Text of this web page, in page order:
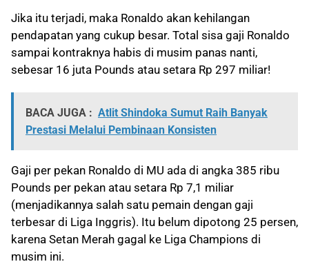
Jika itu terjadi, maka Ronaldo akan kehilangan
pendapatan yang cukup besar. Total sisa gaji Ronaldo
sampai kontraknya habis di musim panas nanti,
sebesar 16 juta Pounds atau setara Rp 297 miliar!
BACA JUGA : Atlit Shindoka Sumut Raih Banyak
Prestasi Melalui Pembinaan Konsisten
Gaji per pekan Ronaldo di MU ada di angka 385 ribu
Pounds per pekan atau setara Rp 7,1 miliar
(menjadikannya salah satu pemain dengan gaji
terbesar di Liga Inggris). Itu belum dipotong 25 persen,
karena Setan Merah gagal ke Liga Champions di
musim ini.